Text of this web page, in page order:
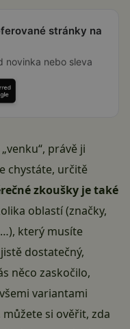
stránky na
novinka nebo sleva
právě ji
chystáte, určitě
zkoušky je také
oblastí (značky,
který musíte
dostatečný,
něco zaskočilo,
variantami
si ověřit, zda